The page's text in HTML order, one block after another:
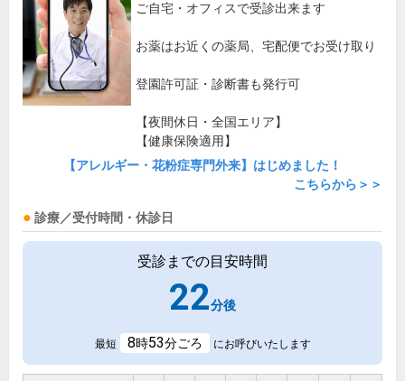
ご自宅・オフィスで受診出来ます
お薬はお近くの薬局、宅配便でお受け取り
登園許可証・診断書も発行可
【夜間休日・全国エリア】
【健康保険適用】
【アレルギー・花粉症専門外来】はじめました！
こちらから＞＞
診療／受付時間・休診日
受診までの目安時間
22分後
最短 8時53分ごろ にお呼びいたします